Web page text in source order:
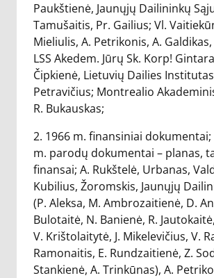
Paukštienė, Jaunųjų Dailininkų
Tamušaitis, Pr. Gailius; Vl.
Mieliulis, A. Petrikonis, A. Galdikas,
LSS Akedem. Jūrų Sk. Korp!
Čipkienė, Lietuvių Dailies
Petravičius; Montrealio
R. Bukauskas;
2. 1966 m. finansiniai dokumentai;
m. parodų dokumentai – planas,
finansai; A. Rukštelė, Urbanas,
Kubilius, Žoromskis, Jaunųjų
(P. Aleksa, M. Ambrozaitienė, D.
Bulotaitė, N. Banienė, R.
V. Krištolaitytė, J. Mikelevičius, V.
Ramonaitis, E. Rundzaitienė, Z.
Stankienė, A. Trinkūnas), A.